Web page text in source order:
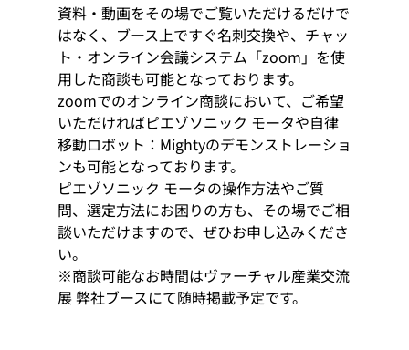
資料・動画をその場でご覧いただけるだけで
はなく、ブース上ですぐ名刺交換や、チャッ
ト・オンライン会議システム「zoom」を使
用した商談も可能となっております。
zoomでのオンライン商談において、ご希望
いただければピエゾソニック モータや自律
移動ロボット：Mightyのデモンストレーショ
ンも可能となっております。
ピエゾソニック モータの操作方法やご質
問、選定方法にお困りの方も、その場でご相
談いただけますので、ぜひお申し込みくださ
い。
※商談可能なお時間はヴァーチャル産業交流
展 弊社ブースにて随時掲載予定です。